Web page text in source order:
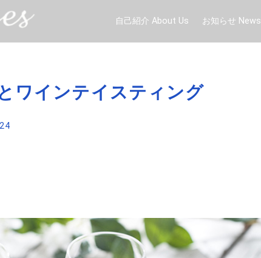
自己紹介 About Us お知らせ News
ワインテイスティング